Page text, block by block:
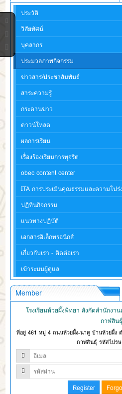
ประวัติ
วิสัยทัศน์
บุคลากร
ประมวลภาพกิจกรรม
ข่าวสาร/ประชาสัมพันธ์
สาระความรู้
กระดานข่าว
ดาวน์โหลด
ผลการเรียน
เรื่องร้องเรียนการทุจริต
obec content center
ปฏิทินกิจกรรม
แนวทางปฏิบัติ
เอกสารอิเล็กทรอนิกส์
เกี่ยวกับเรา - ติดต่อเรา
เข้าระบบผู้ดูแล
Member
โรงเรียนห้วยผึ้งพิทยา สังกัดสำนักง
กาฬสินธุ์
ที่อยู่ 461 หมู่ 4 ถนนห้วยผึ้ง-นาคู บ้านห้วยผึ้ง
กาฬสินธุ์ รหัสไปร